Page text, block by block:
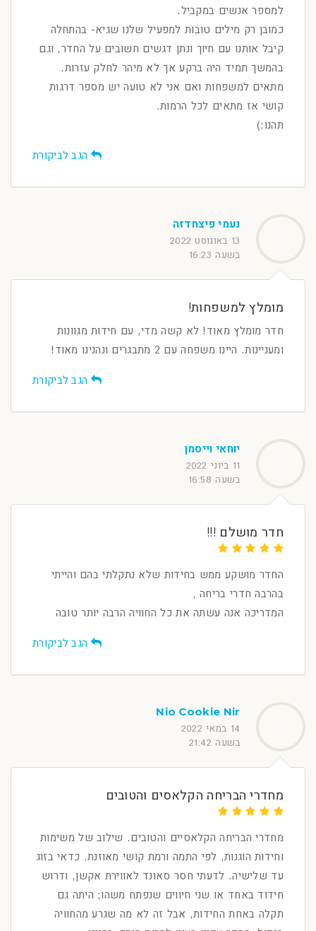
למספר אנשים במקביל.
כמובן רק מילים טובות למפעיל שלנו שגיא- בהתחלה
קיבל אותנו עם חיוך ונתן דגשים חשובים על החדר, וגם
בהמשך תמיד היה ברקע אך לא מיהר לחלק עזרות.
מתאים למשפחות ואם אני לא טועה יש מספר דרגות
קושי אז מתאים לכל הרמות.
תהנו:)
הגב לביקורת
נעמי פיצחדזה
13 באוגוסט 2022
בשעה 16:23
מומלץ למשפחות!
חדר מומלץ מאוד! לא קשה מדי, עם חידות מגוונות
ומעניינות. היינו משפחה עם 2 מתבגרים ונהנינו מאוד!
הגב לביקורת
יוחאי וייסמן
11 ביוני 2022
בשעה 16:58
חדר מושלם !!!
החדר מושקע ממש בחידות שלא נתקלתי בהם והייתי
בהרבה חדרי בריחה ,
המדריכה אנה עשתה את כל החוויה הרבה יותר טובה
הגב לביקורת
Nio Cookie Nir
14 במאי 2022
בשעה 21:42
מחדרי הבריחה הקלאסים והטובים
מחדרי הבריחה הקלאסיים והטובים. שילוב של משימות
וחידות הוגנות, לפי התמה ורמת קושי מאוזנת. כדאי בזוג
עד שלישיה. לדעתי חסר סאונד לאווירת אקשן, ודרוש
חידוד באחד או שני חיווים שנפתח משהו; היתה גם
תקלה באחת החידות, אבל זה לא מה שגרע מהחוויה